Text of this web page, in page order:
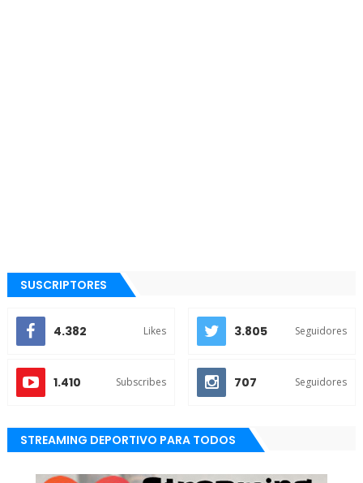
SUSCRIPTORES
4.382 Likes 3.805 Seguidores
1.410 Subscribes 707 Seguidores
STREAMING DEPORTIVO PARA TODOS